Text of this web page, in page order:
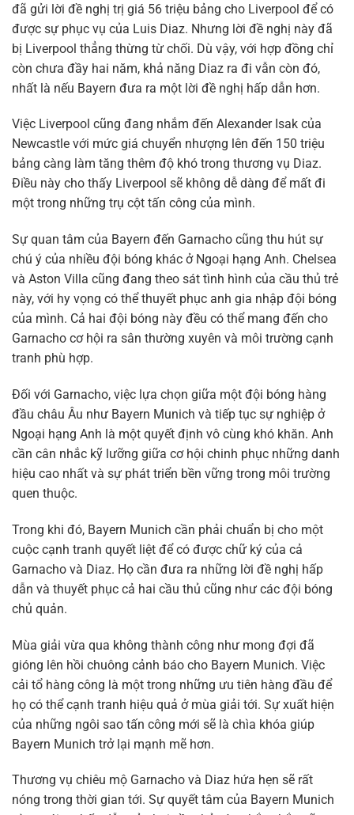
đã gửi lời đề nghị trị giá 56 triệu bảng cho Liverpool để có
được sự phục vụ của Luis Diaz. Nhưng lời đề nghị này đã
bị Liverpool thẳng thừng từ chối. Dù vậy, với hợp đồng chỉ
còn chưa đầy hai năm, khả năng Diaz ra đi vẫn còn đó,
nhất là nếu Bayern đưa ra một lời đề nghị hấp dẫn hơn.
Việc Liverpool cũng đang nhắm đến Alexander Isak của
Newcastle với mức giá chuyển nhượng lên đến 150 triệu
bảng càng làm tăng thêm độ khó trong thương vụ Diaz.
Điều này cho thấy Liverpool sẽ không dễ dàng để mất đi
một trong những trụ cột tấn công của mình.
Sự quan tâm của Bayern đến Garnacho cũng thu hút sự
chú ý của nhiều đội bóng khác ở Ngoại hạng Anh. Chelsea
và Aston Villa cũng đang theo sát tình hình của cầu thủ trẻ
này, với hy vọng có thể thuyết phục anh gia nhập đội bóng
của mình. Cả hai đội bóng này đều có thể mang đến cho
Garnacho cơ hội ra sân thường xuyên và môi trường cạnh
tranh phù hợp.
Đối với Garnacho, việc lựa chọn giữa một đội bóng hàng
đầu châu Âu như Bayern Munich và tiếp tục sự nghiệp ở
Ngoại hạng Anh là một quyết định vô cùng khó khăn. Anh
cần cân nhắc kỹ lưỡng giữa cơ hội chinh phục những danh
hiệu cao nhất và sự phát triển bền vững trong môi trường
quen thuộc.
Trong khi đó, Bayern Munich cần phải chuẩn bị cho một
cuộc cạnh tranh quyết liệt để có được chữ ký của cả
Garnacho và Diaz. Họ cần đưa ra những lời đề nghị hấp
dẫn và thuyết phục cả hai cầu thủ cũng như các đội bóng
chủ quản.
Mùa giải vừa qua không thành công như mong đợi đã
gióng lên hồi chuông cảnh báo cho Bayern Munich. Việc
cải tổ hàng công là một trong những ưu tiên hàng đầu để
họ có thể cạnh tranh hiệu quả ở mùa giải tới. Sự xuất hiện
của những ngôi sao tấn công mới sẽ là chìa khóa giúp
Bayern Munich trở lại mạnh mẽ hơn.
Thương vụ chiêu mộ Garnacho và Diaz hứa hẹn sẽ rất
nóng trong thời gian tới. Sự quyết tâm của Bayern Munich